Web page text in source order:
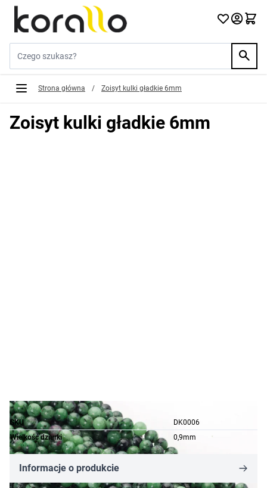
Przejdź do treści
Strona główna / Zoisyt kulki gładkie 6mm
Zoisyt kulki gładkie 6mm
SKU
DK0006
Wielkość dziurki
0,9mm
Informacje o produkcie